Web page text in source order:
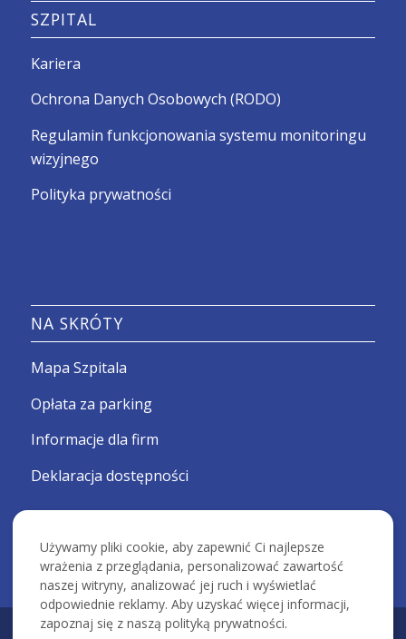
SZPITAL
Kariera
Ochrona Danych Osobowych (RODO)
Regulamin funkcjonowania systemu monitoringu
wizyjnego
Polityka prywatności
NA SKRÓTY
Mapa Szpitala
Opłata za parking
Informacje dla firm
Deklaracja dostępności
KRAKOWSKI SZPITAL SPECJALISTYCZNY IM. ŚW. JANA PAWŁA II -
Używamy pliki cookie, aby zapewnić Ci najlepsze
wrażenia z przeglądania, personalizować zawartość
naszej witryny, analizować jej ruch i wyświetlać
odpowiednie reklamy. Aby uzyskać więcej informacji,
zapoznaj się z naszą polityką prywatności.